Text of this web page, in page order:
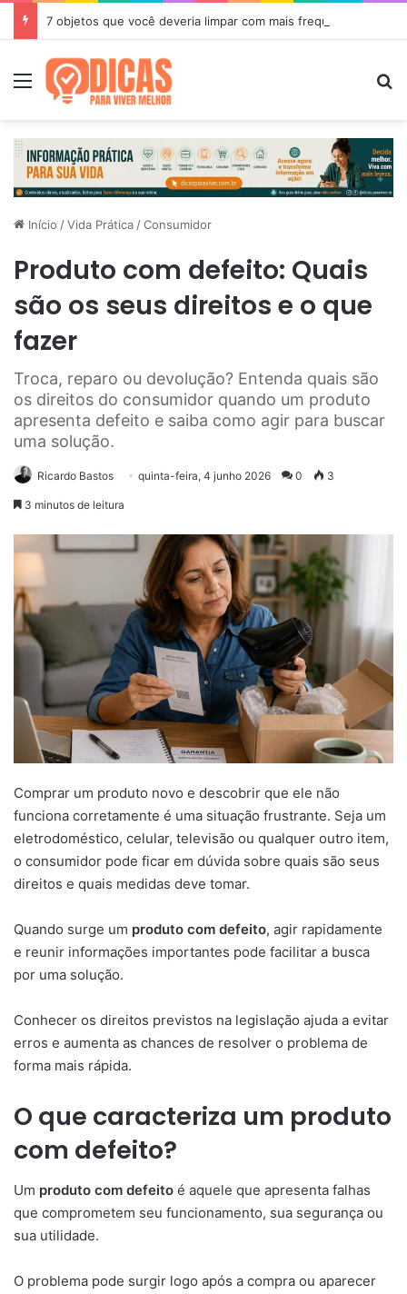
7 objetos que você deveria limpar com mais frequência
Menu
Início /Vida Prática /Consumidor
Produto com defeito: Quais
são os seus direitos e o que
fazer
Troca, reparo ou devolução? Entenda quais são
os direitos do consumidor quando um produto
apresenta defeito e saiba como agir para buscar
uma solução.
Ricardo Bastos quinta-feira, 4 junho 2026 0 3
3 minutos de leitura
Comprar um produto novo e descobrir que ele não
funciona corretamente é uma situação frustrante. Seja um
eletrodoméstico, celular, televisão ou qualquer outro item,
o consumidor pode ficar em dúvida sobre quais são seus
direitos e quais medidas deve tomar.
Quando surge um produto com defeito, agir rapidamente
e reunir informações importantes pode facilitar a busca
por uma solução.
Conhecer os direitos previstos na legislação ajuda a evitar
erros e aumenta as chances de resolver o problema de
forma mais rápida.
O que caracteriza um produto
com defeito?
Um produto com defeito é aquele que apresenta falhas
que comprometem seu funcionamento, sua segurança ou
sua utilidade.
O problema pode surgir logo após a compra ou aparecer